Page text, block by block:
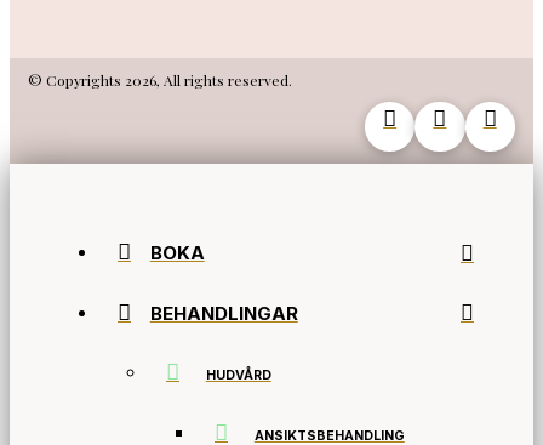
© Copyrights 2026, All rights reserved.
BOKA
BEHANDLINGAR
HUDVÅRD
ANSIKTSBEHANDLING